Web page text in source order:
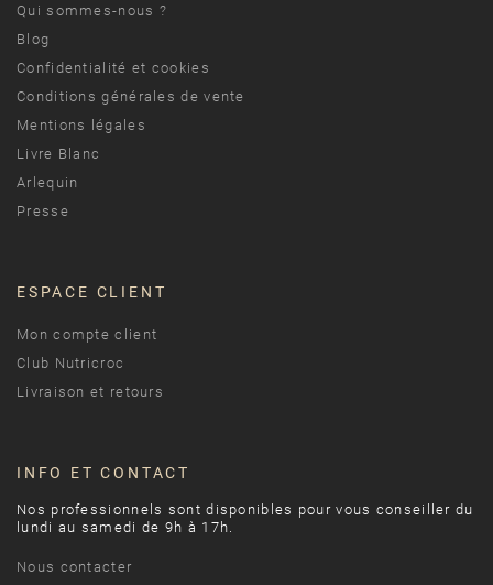
Qui sommes-nous ?
Blog
Confidentialité et cookies
Conditions générales de vente
Mentions légales
Livre Blanc
Arlequin
Presse
ESPACE CLIENT
Mon compte client
Club Nutricroc
Livraison et retours
INFO ET CONTACT
Nos professionnels sont disponibles pour vous conseiller du
lundi au samedi de 9h à 17h.
Nous contacter